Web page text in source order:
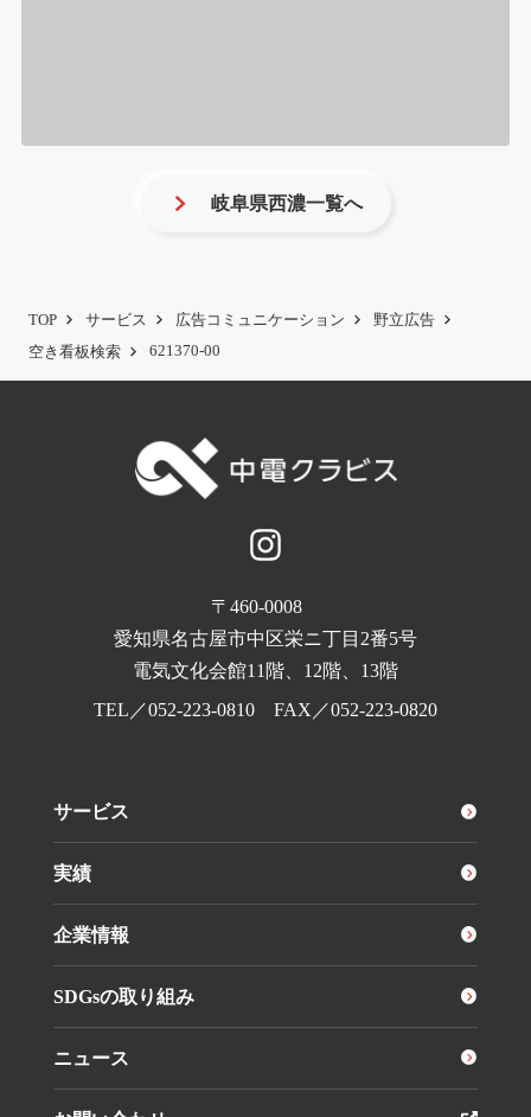
岐阜県西濃一覧へ
TOP サービス 広告コミュニケーション
野立広告
空き看板検索
621370-00
〒460-0008
愛知県名古屋市中区栄ニ丁目2番5号
電気文化会館11階、12階、13階
TEL／052-223-0810 FAX／052-223-0820
サービス
実績
企業情報
SDGsの取り組み
ニュース